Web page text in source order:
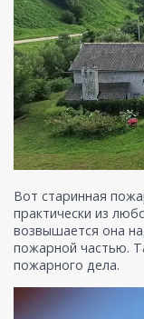
Вот старинная
практически из
возвышается она
пожарной частью.
пожарного дела.